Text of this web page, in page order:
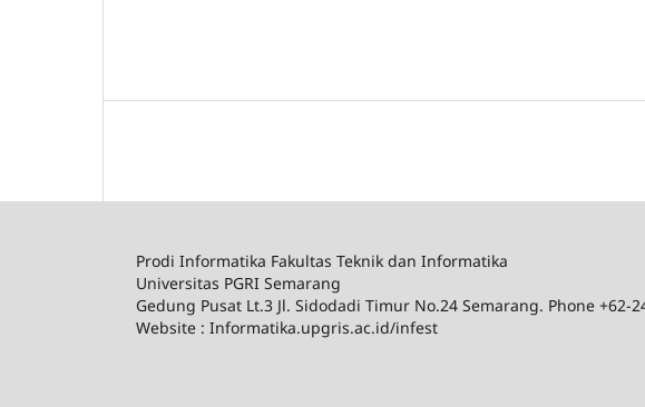
Prodi Informatika Fakultas Teknik dan Informatika
Universitas PGRI Semarang
Gedung Pusat Lt.3 Jl. Sidodadi Timur No.24 Semarang. Phone +62-
Website : Informatika.upgris.ac.id/infest